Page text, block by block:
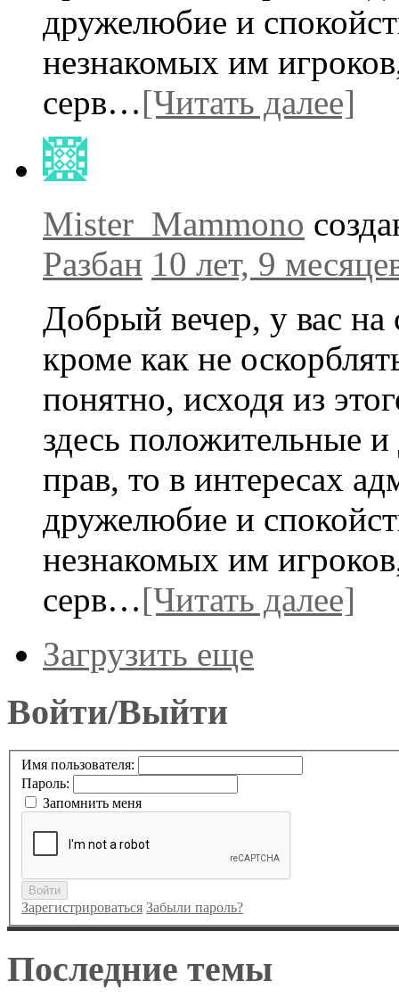
дружелюбие и
незнакомых им
серв…[Читать далее]
Mister_Mammono
Разбан 10 лет, 9
Добрый вечер, у вас на
кроме как не
понятно, исходя из
здесь положительные
прав, то в интересах
дружелюбие и
незнакомых им
серв…[Читать далее]
Загрузить еще
Войти/Выйти
Имя пользователя:
Пароль:
Запомнить меня
Войти
Зарегистрироваться Забыли пароль?
Последние темы